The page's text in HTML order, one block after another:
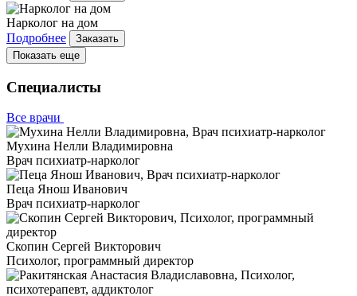
Нарколог на дом
Подробнее
Заказать
Показать еще
Специалисты
Все врачи
Мухина Нелли Владимировна
Врач психиатр-нарколог
Пеца Янош Иванович
Врач психиатр-нарколог
Скопин Сергей Викторович
Психолог, программный директор